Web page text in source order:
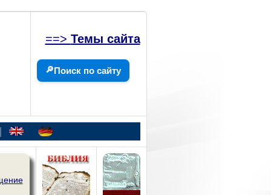
==> Темы сайта
🔎Поиск по сайту